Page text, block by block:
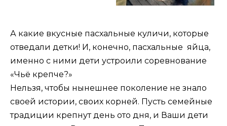
А какие вкусные пасхальные куличи, которые
отведали детки! И, конечно, пасхальные яйца,
именно с ними дети устроили соревнование
«Чьё крепче?»
Нельзя, чтобы нынешнее поколение не знало
своей истории, своих корней. Пусть семейные
традиции крепнут день ото дня, и Ваши дети